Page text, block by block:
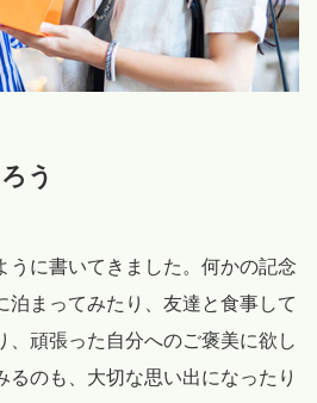
う
うに書いてきました。何かの記念
泊まってみたり、友達と食事して
、頑張った自分へのご褒美に欲し
るのも、大切な思い出になったり